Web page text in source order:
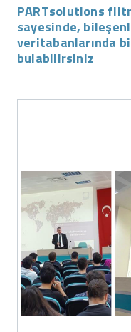
PARTsolutions
sayesinde,
veritabanlarında
bulabilirsiniz